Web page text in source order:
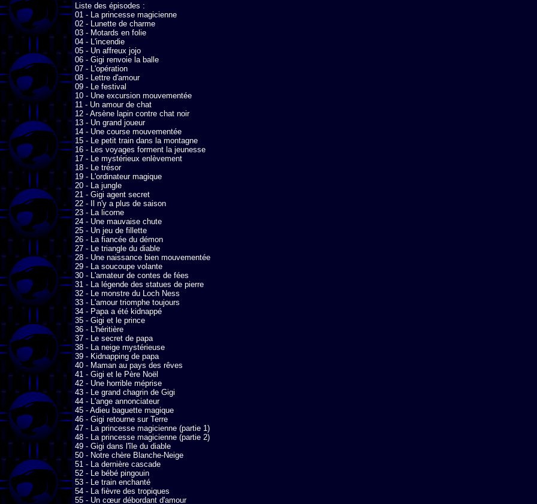
Liste des épisodes :
01 - La princesse magicienne
02 - Lunette de charme
03 - Motards en folie
04 - L'incendie
05 - Un affreux jojo
06 - Gigi renvoie la balle
07 - L'opération
08 - Lettre d'amour
09 - Le festival
10 - Une excursion mouvementée
11 - Un amour de chat
12 - Arsène lapin contre chat noir
13 - Un grand joueur
14 - Une course mouvementée
15 - Le petit train dans la montagne
16 - Les voyages forment la jeunesse
17 - Le mystérieux enlèvement
18 - Le trésor
19 - L'ordinateur magique
20 - La jungle
21 - Gigi agent secret
22 - Il n'y a plus de saison
23 - La licorne
24 - Une mauvaise chute
25 - Un jeu de fillette
26 - La fiancée du démon
27 - Le triangle du diable
28 - Une naissance bien mouvementée
29 - La soucoupe volante
30 - L'amateur de contes de fées
31 - La légende des statues de pierre
32 - Le monstre du Loch Ness
33 - L'amour triomphe toujours
34 - Papa a été kidnappé
35 - Gigi et le prince
36 - L'héritière
37 - Le secret de papa
38 - La neige mystérieuse
39 - Kidnapping de papa
40 - Maman au pays des rêves
41 - Gigi et le Père Noël
42 - Une horrible méprise
43 - Le grand chagrin de Gigi
44 - L'ange annonciateur
45 - Adieu baguette magique
46 - Gigi retourne sur Terre
47 - La princesse magicienne (partie 1)
48 - La princesse magicienne (partie 2)
49 - Gigi dans l'île du diable
50 - Notre chère Blanche-Neige
51 - La dernière cascade
52 - Le bébé pingouin
53 - Le train enchanté
54 - La fièvre des tropiques
55 - Un cœur débordant d'amour